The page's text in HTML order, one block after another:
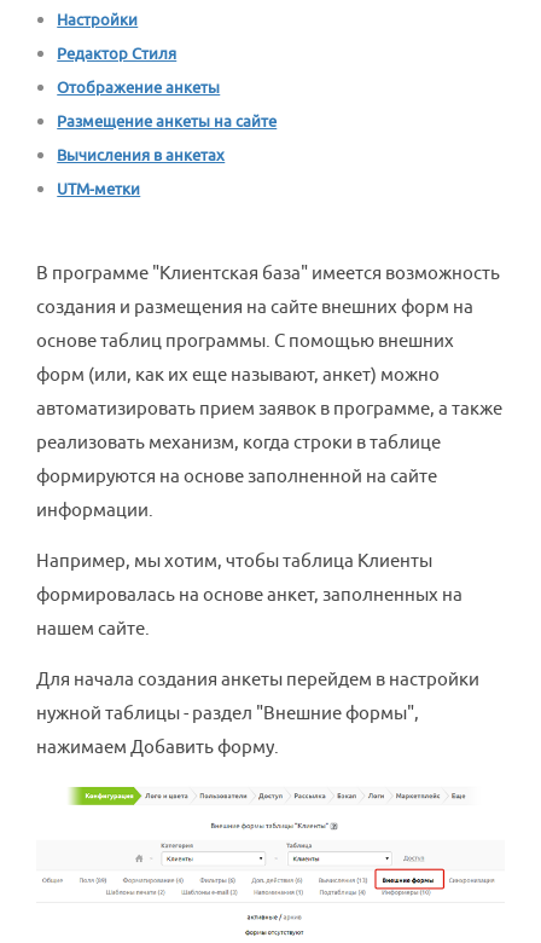
Настройки
Редактор Стиля
Отображение анкеты
Размещение анкеты на сайте
Вычисления в анкетах
UTM-метки
В программе "Клиентская база" имеется возможность
создания и размещения на сайте внешних форм на
основе таблиц программы. С помощью внешних
форм (или, как их еще называют, анкет) можно
автоматизировать прием заявок в программе, а также
реализовать механизм, когда строки в таблице
формируются на основе заполненной на сайте
информации.
Например, мы хотим, чтобы таблица Клиенты
формировалась на основе анкет, заполненных на
нашем сайте.
Для начала создания анкеты перейдем в настройки
нужной таблицы - раздел "Внешние формы",
нажимаем Добавить форму.